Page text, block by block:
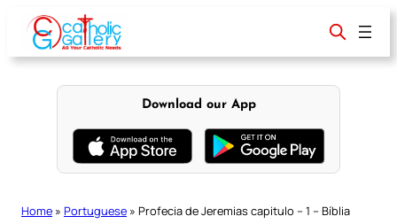
content
Download our App
Home » Portuguese » Profecia de Jeremias capitulo – 1 – Bíblia